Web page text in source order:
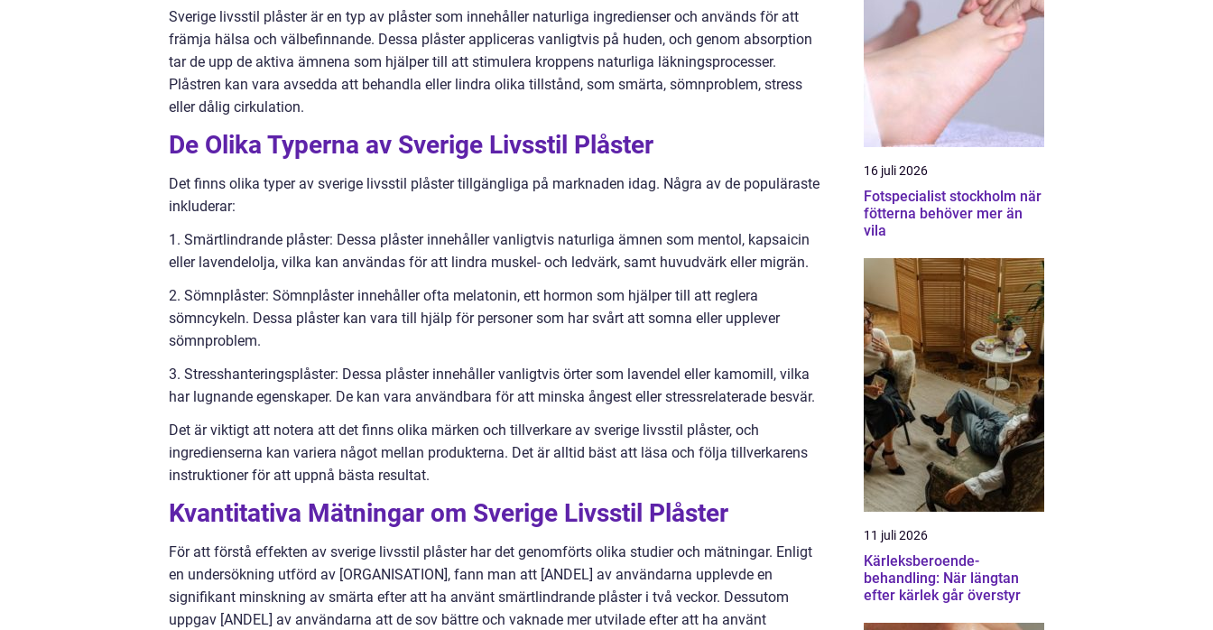
Sverige livsstil plåster är en typ av plåster som innehåller naturliga ingredienser och används för att
främja hälsa och välbefinnande. Dessa plåster appliceras vanligtvis på huden, och genom absorption
tar de upp de aktiva ämnena som hjälper till att stimulera kroppens naturliga läkningsprocesser.
Plåstren kan vara avsedda att behandla eller lindra olika tillstånd, som smärta, sömnproblem, stress
eller dålig cirkulation.
De Olika Typerna av Sverige Livsstil Plåster
Det finns olika typer av sverige livsstil plåster tillgängliga på marknaden idag. Några av de populäraste
inkluderar:
1. Smärtlindrande plåster: Dessa plåster innehåller vanligtvis naturliga ämnen som mentol, kapsaicin
eller lavendelolja, vilka kan användas för att lindra muskel- och ledvärk, samt huvudvärk eller migrän.
2. Sömnplåster: Sömnplåster innehåller ofta melatonin, ett hormon som hjälper till att reglera
sömncykeln. Dessa plåster kan vara till hjälp för personer som har svårt att somna eller upplever
sömnproblem.
3. Stresshanteringsplåster: Dessa plåster innehåller vanligtvis örter som lavendel eller kamomill, vilka
har lugnande egenskaper. De kan vara användbara för att minska ångest eller stressrelaterade besvär.
Det är viktigt att notera att det finns olika märken och tillverkare av sverige livsstil plåster, och
ingredienserna kan variera något mellan produkterna. Det är alltid bäst att läsa och följa tillverkarens
instruktioner för att uppnå bästa resultat.
Kvantitativa Mätningar om Sverige Livsstil Plåster
För att förstå effekten av sverige livsstil plåster har det genomförts olika studier och mätningar. Enligt
en undersökning utförd av [ORGANISATION], fann man att [ANDEL] av användarna upplevde en
signifikant minskning av smärta efter att ha använt smärtlindrande plåster i två veckor. Dessutom
uppgav [ANDEL] av användarna att de sov bättre och vaknade mer utvilade efter att ha använt
16 juli 2026
Fotspecialist stockholm när
fötterna behöver mer än
vila
11 juli 2026
Kärleksberoende-
behandling: När längtan
efter kärlek går överstyr